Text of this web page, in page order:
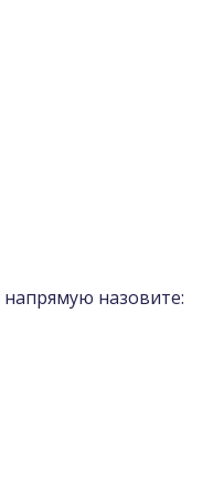
назовите: